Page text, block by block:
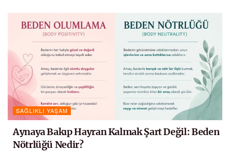
SAĞLIKLI YAŞAM
Aynaya Bakıp Hayran Kalmak Şart Değil: Beden
Nötrlüğü Nedir?